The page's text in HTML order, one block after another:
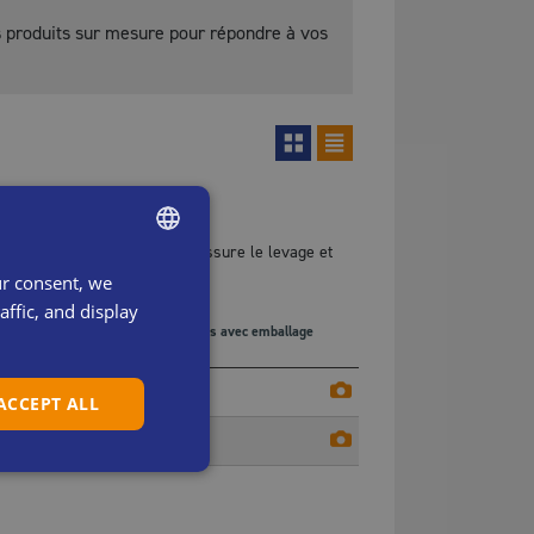
produits sur mesure pour répondre à vos
seul système hydraulique assure le levage et
Poids avec emballage
ENGLISH
SWEDISH
consent, we
and display
ALL